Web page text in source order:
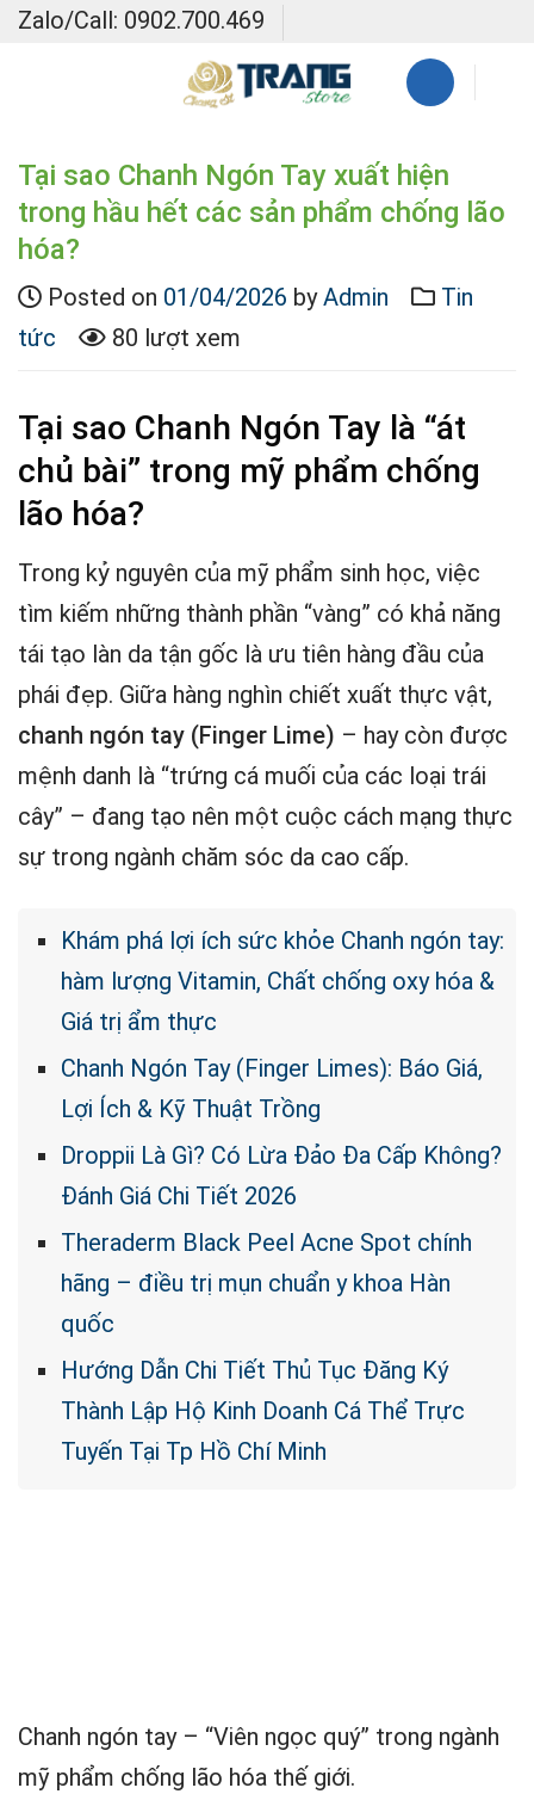
SkipZalo/Call: 0902.700.469
Tại sao Chanh Ngón Tay xuất hiện
trong hầu hết các sản phẩm chống lão
hóa?
Posted on 01/04/2026 byAdmin
Tin
tức
80 lượt xem
Tại sao Chanh Ngón Tay là “át
chủ bài” trong mỹ phẩm chống
lão hóa?
Trong kỷ nguyên của mỹ phẩm sinh học, việc
tìm kiếm những thành phần “vàng” có khả năng
tái tạo làn da tận gốc là ưu tiên hàng đầu của
phái đẹp. Giữa hàng nghìn chiết xuất thực vật,
chanh ngón tay (Finger Lime) – hay còn được
mệnh danh là “trứng cá muối của các loại trái
cây” – đang tạo nên một cuộc cách mạng thực
sự trong ngành chăm sóc da cao cấp.
Khám phá lợi ích sức khỏe Chanh ngón tay:
hàm lượng Vitamin, Chất chống oxy hóa &
Giá trị ẩm thực
Chanh Ngón Tay (Finger Limes): Báo Giá,
Lợi Ích & Kỹ Thuật Trồng
Droppii Là Gì? Có Lừa Đảo Đa Cấp Không?
Đánh Giá Chi Tiết 2026
Theraderm Black Peel Acne Spot chính
hãng – điều trị mụn chuẩn y khoa Hàn
quốc
Hướng Dẫn Chi Tiết Thủ Tục Đăng Ký
Thành Lập Hộ Kinh Doanh Cá Thể Trực
Tuyến Tại Tp Hồ Chí Minh
Chanh ngón tay – “Viên ngọc quý” trong ngành
mỹ phẩm chống lão hóa thế giới.